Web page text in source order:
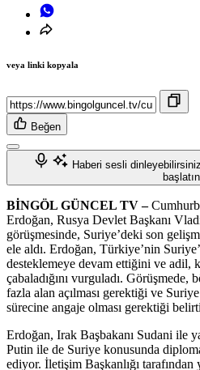
veya linki kopyala
Beğen
Haberi sesli dinleyebilirsiniz
başlatın
BİNGÖL GÜNCEL TV –
Erdoğan, Rusya Devlet Başkanı
görüşmesinde, Suriye’deki son
ele aldı. Erdoğan, Türkiye’nin
desteklemeye devam ettiğini ve adil,
çabaladığını vurguladı. Görüşmede,
fazla alan açılması gerektiği ve
sürecine angaje olması gerektiği
Erdoğan, Irak Başbakanı Sudani ile
Putin ile de Suriye konusunda
ediyor. İletişim Başkanlığı